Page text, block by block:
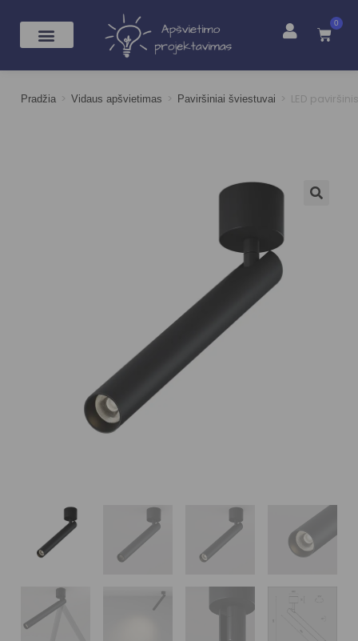
0
Pradžia > Vidaus apšvietimas > Paviršiniai šviestuvai > LED